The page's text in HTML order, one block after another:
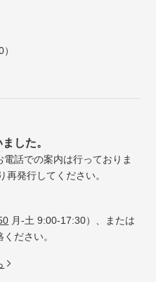
した。
話での案内は行っておりま
再発行してください。
月-土 9:00-17:30）、または
ださい。